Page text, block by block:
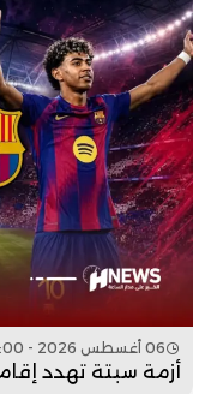
06 أغسطس 2026 - 17:00
أزمة سبتة تهدد